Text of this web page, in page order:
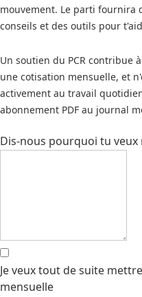
mouvement. Le parti fournira
conseils et des outils pour
Un soutien du PCR contribue
une cotisation mensuelle, et
activement au travail
abonnement PDF au journal
Dis-nous pourquoi tu
Je veux tout de suite
mensuelle